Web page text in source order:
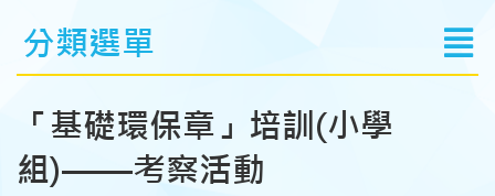
分類選單
「基礎環保章」培訓(小學
組)––––考察活動